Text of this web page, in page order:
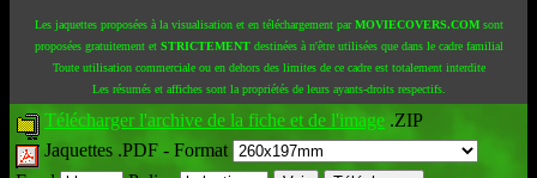
Les jaquettes proposées à la visualisation et en téléchargement parMOVIECOVERS.COMsont
proposées gratuitement et STRICTEMENTdestinées à n'être utilisées que dans le cadre familial
Toute utilisation commerciale ou en dehors des limites de ce cadre est totalement interdite
Les résumés et affiches sont la propriétés de leurs ayants-droits respectifs.
Télécharger l'archive de la fiche et de l'image .ZIP
Jaquettes .PDF - Format